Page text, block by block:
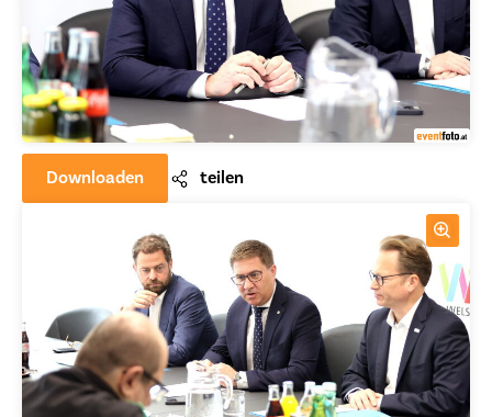
Downloaden teilen